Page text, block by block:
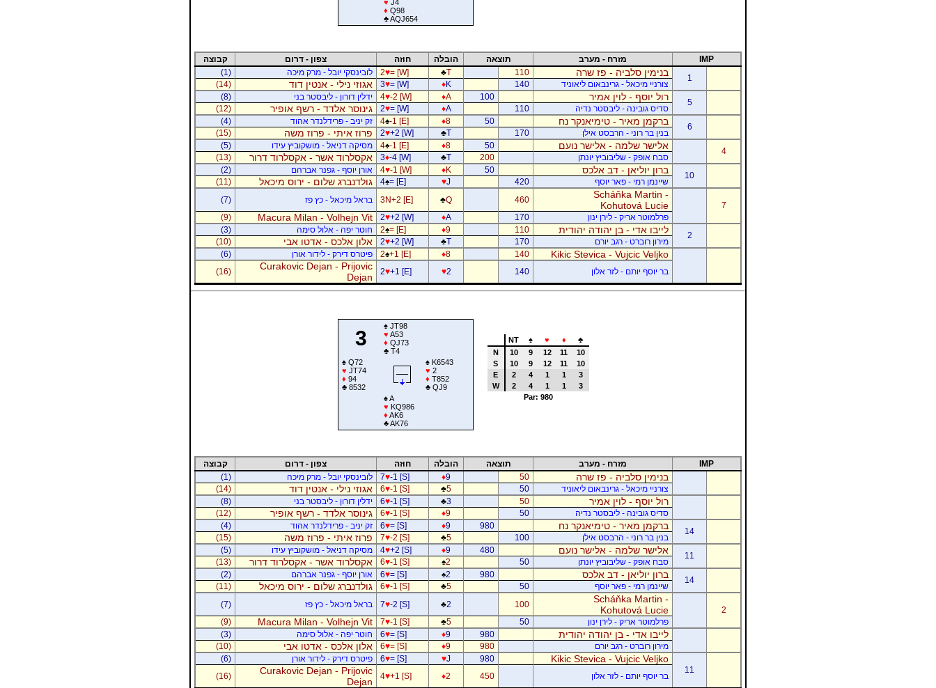
♥ J4
♦ Q98
♣AQJ654
IMP מזרח - מערב תוצאה הובלה חוזה צפון - דרום
קבוצה
1
בנימין סלביה - פז שרה 110
♣T
2♥= [W] לובינסקי יובל - מרק מיכה
(1)
צורניי מיכאל - גרינבאום ליאוניד
140
♦K
3♥= [W] אגוזי נילי - אנטין דוד
(14)
5
רול יוסף - לוין אמיר 100
♦A
4♥-2 [W] ידלין דורון - ליבסטר בני
(8)
סדיס גובינה - ליבסטר נדיה
110
♦A
2♥= [W] גינוסר אלדד - רשף אופיר
(12)
6
ברקמן מאיר - טימיאנקר נח 50
♦8
4♠-1 [E] זק יניב - פרידלנדר אהוד
(4)
בנין בר רוני - הרבסט אילן
170
♣T
2♥+2 [W] פרוז איתי - פרוז משה
(15)
4
אלישר שלמה - אלישר נועם 50
♦8
4♠-1 [E] מסיקה דניאל - מושקוביץ עידו
(5)
סבח אופק - שליבוביץ יונתן
200
♣T
3♦-4 [W] אקסלרוד אשר - אקסלרוד דרור
(13)
10
ברון יוליאן - דב אלכס 50
♦K
4♥-1 [W] אורן יוסף - גפנר אברהם
(2)
שיינמן רמי - פאר יוסף
420
♥J
4♠= [E] גולדנברג שלום - ירוס מיכאל (11)
7
Scháňka Martin -
Kohutová Lucie
460
♣Q
3N+2 [E] בראל מיכאל - כץ פז
(7)
פרלמוטר אריק - לירן ינון
170
♦A
2♥+2 [W]
Macura Milan - Volhejn Vit
(9)
2
לייבו אדי - בן יהודה יהודית 110
♦9
2♠= [E] חוטר יפה - אלול סימה
(3)
מירון רוברט - רגב יורם
170
♣T
2♥+2 [W] אלון אלכס - אדטו אבי (10)
Kikic Stevica - Vujcic Veljko
140
♦8
2♠+1 [E] פיטרס דירק - לידור אורן
(6)
בר יוסף יותם - לזר אלון
140
♥2
2♥+1 [E]
Curakovic Dejan - Prijovic
Dejan
(16)
3
♠JT98
♥ A53
♦ QJ73
♣T4
♠Q72
♥ JT74
♦ 94
♣8532
♠K6543
♥ 2
♦ T852
♣QJ9
♠A
♥ KQ986
♦ AK6
♣AK76
NT ♠ ♥ ♦
♣
N
10 9 12 11
10
S
10 9 12 11
10
E
2 4 1 1
3
W
2 4 1 1
3
Par: 980
IMP מזרח - מערב תוצאה הובלה חוזה צפון - דרום קבוצה
בנימין סלביה - פז שרה 50
♦9
7♥-1 [S] לובינסקי יובל - מרק מיכה
(1)
צורניי מיכאל - גרינבאום ליאוניד
50
♣5
6♥-1 [S] אגוזי נילי - אנטין דוד (14)
רול יוסף - לוין אמיר 50
♣3
6♥-1 [S] ידלין דורון - ליבסטר בני
(8)
סדיס גובינה - ליבסטר נדיה
50
♦9
6♥-1 [S] גינוסר אלדד - רשף אופיר
(12)
14
ברקמן מאיר - טימיאנקר נח 980
♦9
6♥= [S] זק יניב - פרידלנדר אהוד
(4)
בנין בר רוני - הרבסט אילן
100
♣5
7♥-2 [S] פרוז איתי - פרוז משה
(15)
11
אלישר שלמה - אלישר נועם 480
♦9
4♥+2 [S] מסיקה דניאל - מושקוביץ עידו
(5)
סבח אופק - שליבוביץ יונתן
50
♠2
6♥-1 [S] אקסלרוד אשר - אקסלרוד דרור
(13)
14
ברון יוליאן - דב אלכס 980
♠2
6♥= [S] אורן יוסף - גפנר אברהם
(2)
שיינמן רמי - פאר יוסף
50
♣5
6♥-1 [S] גולדנברג שלום - ירוס מיכאל (11)
2
Scháňka Martin -
Kohutová Lucie
100
♣2
7♥-2 [S] בראל מיכאל - כץ פז
(7)
פרלמוטר אריק - לירן ינון
50
♣5
7♥-1 [S]
Macura Milan - Volhejn Vit
(9)
לייבו אדי - בן יהודה יהודית 980
♦9
6♥= [S] חוטר יפה - אלול סימה
(3)
מירון רוברט - רגב יורם
980
♦9
6♥= [S] אלון אלכס - אדטו אבי (10)
11
Kikic Stevica - Vujcic Veljko
980
♥J
6♥= [S] פיטרס דירק - לידור אורן
(6)
בר יוסף יותם - לזר אלון
450
♦2
4♥+1 [S]
Curakovic Dejan - Prijovic
Dejan
(16)